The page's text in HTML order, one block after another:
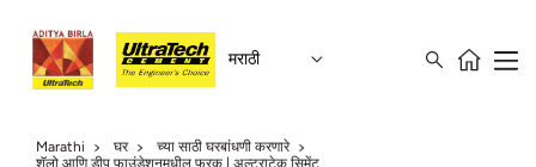
मराठी
Marathi घर
च्या साठी घरबांधणी करणारे
शॅलो आणि डीप फाउंडेशनमधील फरक | अल्ट्राटेक सिमेंट